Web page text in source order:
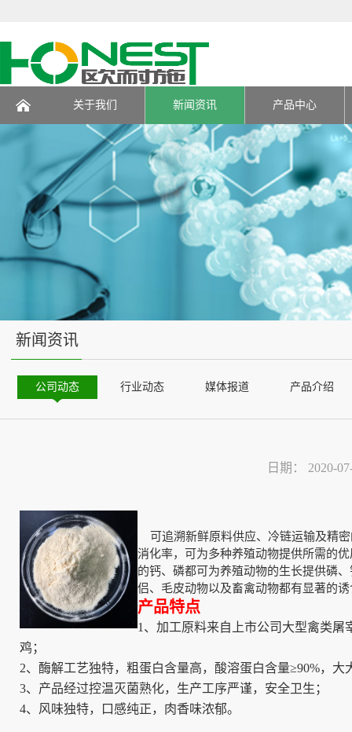
关于我们 新闻资讯 产品中心
新闻资讯
公司动态 行业动态 媒体报道 产品介绍
日期： 2020-
可追溯新鲜原料供应、冷链运输及精
消化率，可为多种养殖动物提供所需的
的钙、磷都可为养殖动物的生长提供磷
侣、毛皮动物以及畜禽动物都有显著的
产品特点
1、加工原料来自上市公司大型禽类屠
鸡；
2、酶解工艺独特，粗蛋白含量高，酸溶蛋白含量≥90%，
3、产品经过控温灭菌熟化，生产工序严谨，安全卫生；
4、风味独特，口感纯正，肉香味浓郁。